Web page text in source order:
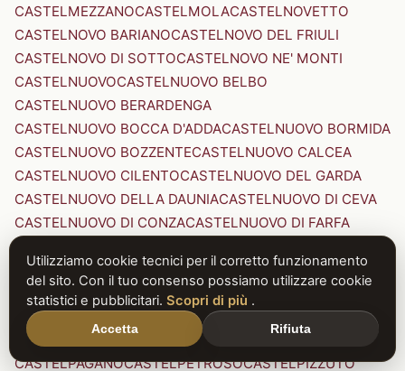
CASTELMEZZANOCASTELMOLACASTELNOVETTO
CASTELNOVO BARIANOCASTELNOVO DEL FRIULI
CASTELNOVO DI SOTTOCASTELNOVO NE' MONTI
CASTELNUOVOCASTELNUOVO BELBO
CASTELNUOVO BERARDENGA
CASTELNUOVO BOCCA D'ADDACASTELNUOVO BORMIDA
CASTELNUOVO BOZZENTECASTELNUOVO CALCEA
CASTELNUOVO CILENTOCASTELNUOVO DEL GARDA
CASTELNUOVO DELLA DAUNIACASTELNUOVO DI CEVA
CASTELNUOVO DI CONZACASTELNUOVO DI FARFA
CASTELNUOVO DI PORTO CASTELNUOVO DON BOSCO
CASTELNUOVO MAGRACASTELNUOVO NIGRA
CASTELNUOVO PARANOCASTELNUOVO RANGONE
CASTELNUOVO SCRIVIA
CASTELNUOVO VAL DI CECINA
CASTELPAGANOCASTELPETROSOCASTELPIZZUTO
Utilizziamo cookie tecnici per il corretto funzionamento
del sito. Con il tuo consenso possiamo utilizzare cookie
statistici e pubblicitari. Scopri di più .
Accetta Rifiuta